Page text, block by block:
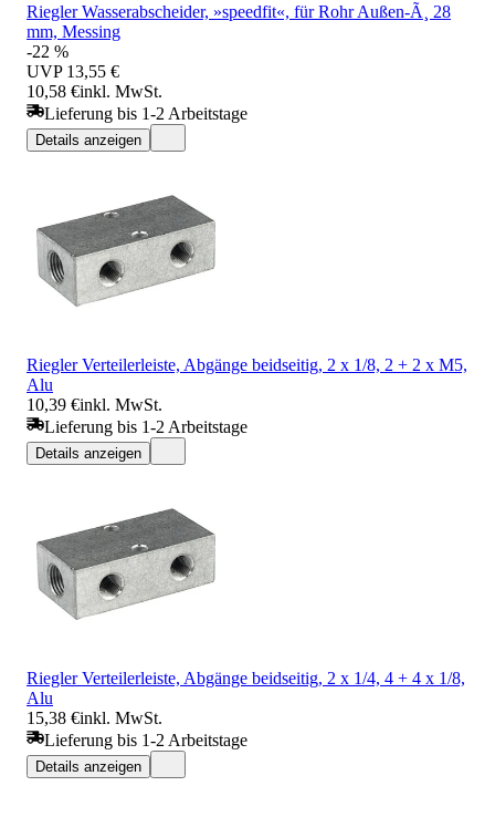
Riegler Wasserabscheider, »speedfit«, für Rohr Außen-Ã¸ 28
mm, Messing
-22 %
UVP 13,55 €
10,58 €inkl. MwSt.
Lieferung bis 1-2 Arbeitstage
Details anzeigen
Riegler Verteilerleiste, Abgänge beidseitig, 2 x 1/8, 2 + 2 x M5,
Alu
10,39 €inkl. MwSt.
Lieferung bis 1-2 Arbeitstage
Details anzeigen
Riegler Verteilerleiste, Abgänge beidseitig, 2 x 1/4, 4 + 4 x 1/8,
Alu
15,38 €inkl. MwSt.
Lieferung bis 1-2 Arbeitstage
Details anzeigen